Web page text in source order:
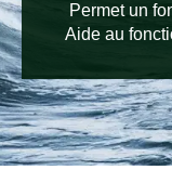
Permet un
Aide au